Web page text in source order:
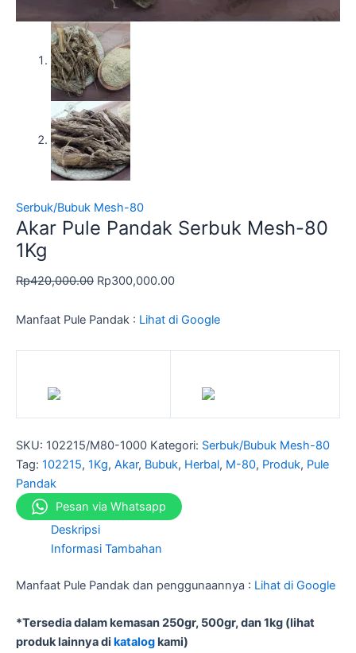
Serbuk/Bubuk Mesh-80
Akar Pule Pandak Serbuk Mesh-80
1Kg
Rp420,000.00 Rp300,000.00
Manfaat Pule Pandak : Lihat di Google
SKU: 102215/M80-1000 Kategori: Serbuk/Bubuk Mesh-80
Tag: 102215, 1Kg, Akar, Bubuk, Herbal, M-80, Produk, Pule
Pandak
Pesan via Whatsapp
Deskripsi
Informasi Tambahan
Manfaat Pule Pandak dan penggunaannya : Lihat di Google
*Tersedia dalam kemasan 250gr, 500gr, dan 1kg (lihat
produk lainnya di katalogkami)